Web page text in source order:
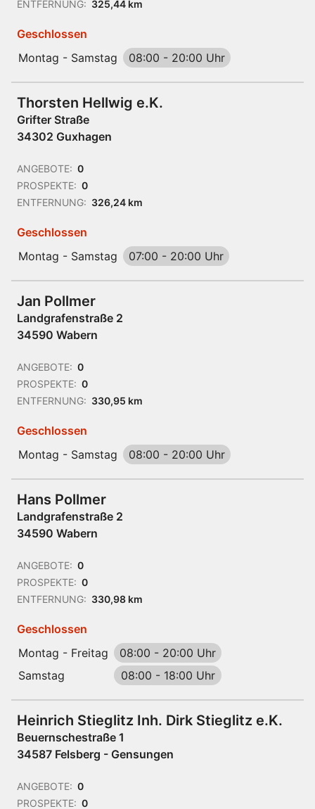
ENTFERNUNG: 325,44 km
Geschlossen
Montag - Samstag
08:00 - 20:00 Uhr
Thorsten Hellwig e.K.
Grifter Straße
34302 Guxhagen
ANGEBOTE: 0
PROSPEKTE: 0
ENTFERNUNG: 326,24 km
Geschlossen
Montag - Samstag
07:00 - 20:00 Uhr
Jan Pollmer
Landgrafenstraße 2
34590 Wabern
ANGEBOTE: 0
PROSPEKTE: 0
ENTFERNUNG: 330,95 km
Geschlossen
Montag - Samstag
08:00 - 20:00 Uhr
Hans Pollmer
Landgrafenstraße 2
34590 Wabern
ANGEBOTE: 0
PROSPEKTE: 0
ENTFERNUNG: 330,98 km
Geschlossen
Montag - Freitag
08:00 - 20:00 Uhr
Samstag
08:00 - 18:00 Uhr
Heinrich Stieglitz Inh. Dirk Stieglitz e.K.
Beuernschestraße 1
34587 Felsberg - Gensungen
ANGEBOTE: 0
PROSPEKTE: 0